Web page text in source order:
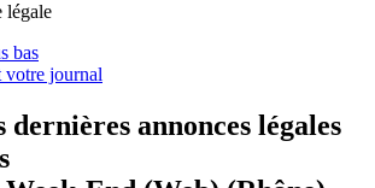
légale
bas
votre journal
dernières annonces légales